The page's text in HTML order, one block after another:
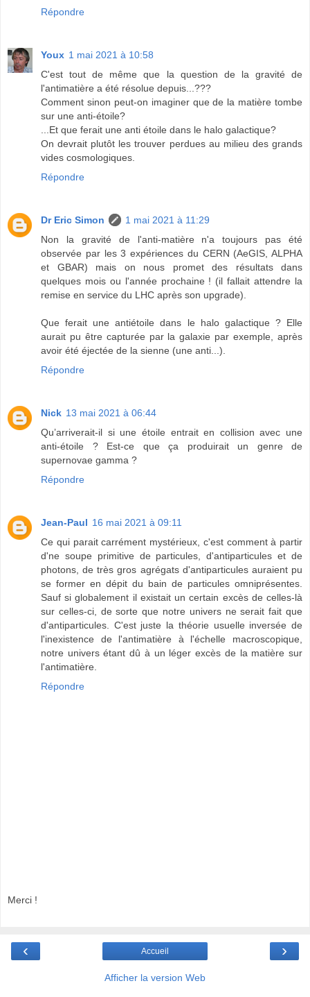
Répondre
Youx 1 mai 2021 à 10:58
C'est tout de même que la question de la gravité de
l'antimatière a été résolue depuis...???
Comment sinon peut-on imaginer que de la matière tombe
sur une anti-étoile?
...Et que ferait une anti étoile dans le halo galactique?
On devrait plutôt les trouver perdues au milieu des grands
vides cosmologiques.
Répondre
Dr Eric Simon
1 mai 2021 à 11:29
Non la gravité de l'anti-matière n'a toujours pas été
observée par les 3 expériences du CERN (AeGIS, ALPHA
et GBAR) mais on nous promet des résultats dans
quelques mois ou l'année prochaine ! (il fallait attendre la
remise en service du LHC après son upgrade).
Que ferait une antiétoile dans le halo galactique ? Elle
aurait pu être capturée par la galaxie par exemple, après
avoir été éjectée de la sienne (une anti...).
Répondre
Nick 13 mai 2021 à 06:44
Qu’arriverait-il si une étoile entrait en collision avec une
anti-étoile ? Est-ce que ça produirait un genre de
supernovae gamma ?
Répondre
Jean-Paul 16 mai 2021 à 09:11
Ce qui parait carrément mystérieux, c'est comment à partir
d'ne soupe primitive de particules, d'antiparticules et de
photons, de très gros agrégats d'antiparticules auraient pu
se former en dépit du bain de particules omniprésentes.
Sauf si globalement il existait un certain excès de celles-là
sur celles-ci, de sorte que notre univers ne serait fait que
d'antiparticules. C'est juste la théorie usuelle inversée de
l'inexistence de l'antimatière à l'échelle macroscopique,
notre univers étant dû à un léger excès de la matière sur
l'antimatière.
Répondre
Merci !
‹ ›
Accueil
Afficher la version Web